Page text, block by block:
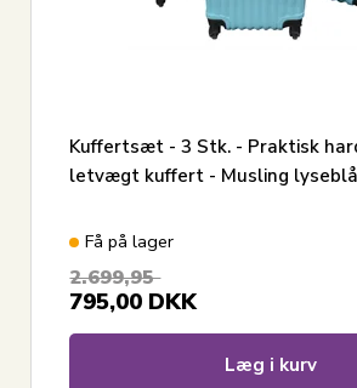
Kuffertsæt - 3 Stk. - Praktisk
letvægt kuffert - Musling lyseblå
Få på lager
2.699,95
795,00 DKK
Læg i kurv